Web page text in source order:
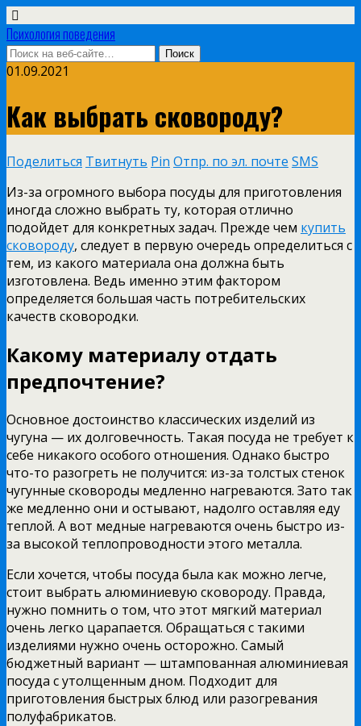
Психология поведения
01.09.2021
Как выбрать сковороду?
Поделиться Твитнуть Pin Отпр. по эл. почте SMS
Из-за огромного выбора посуды для приготовления
иногда сложно выбрать ту, которая отлично
подойдет для конкретных задач. Прежде чем купить
сковороду, следует в первую очередь определиться с
тем, из какого материала она должна быть
изготовлена. Ведь именно этим фактором
определяется большая часть потребительских
качеств сковородки.
Какому материалу отдать
предпочтение?
Основное достоинство классических изделий из
чугуна — их долговечность. Такая посуда не требует к
себе никакого особого отношения. Однако быстро
что-то разогреть не получится: из-за толстых стенок
чугунные сковороды медленно нагреваются. Зато так
же медленно они и остывают, надолго оставляя еду
теплой. А вот медные нагреваются очень быстро из-
за высокой теплопроводности этого металла.
Если хочется, чтобы посуда была как можно легче,
стоит выбрать алюминиевую сковороду. Правда,
нужно помнить о том, что этот мягкий материал
очень легко царапается. Обращаться с такими
изделиями нужно очень осторожно. Самый
бюджетный вариант — штампованная алюминиевая
посуда с утолщенным дном. Подходит для
приготовления быстрых блюд или разогревания
полуфабрикатов.